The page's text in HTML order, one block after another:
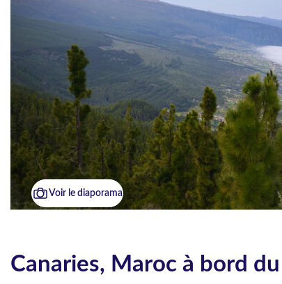
Voir le diaporama
Canaries, Maroc à bord